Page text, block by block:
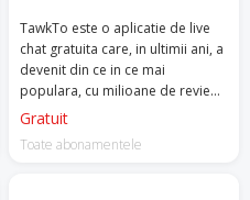
TawkTo este o aplicatie de live
chat gratuita care, in ultimii ani, a
devenit din ce in ce mai
populara, cu milioane de review-
uri de 5 stele.
Gratuit
Toate abonamentele